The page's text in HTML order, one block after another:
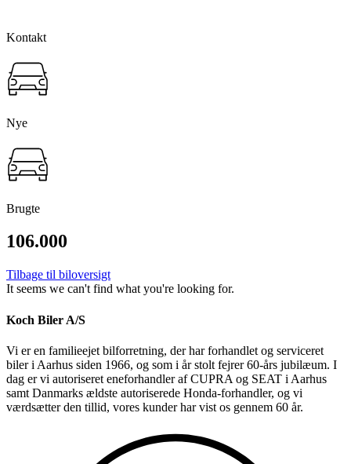
Kontakt
Nye
Brugte
106.000
Tilbage til biloversigt
It seems we can't find what you're looking for.
Koch Biler A/S
Vi er en familieejet bilforretning, der har forhandlet og serviceret
biler i Aarhus siden 1966, og som i år stolt fejrer 60-års jubilæum. I
dag er vi autoriseret eneforhandler af CUPRA og SEAT i Aarhus
samt Danmarks ældste autoriserede Honda-forhandler, og vi
værdsætter den tillid, vores kunder har vist os gennem 60 år.